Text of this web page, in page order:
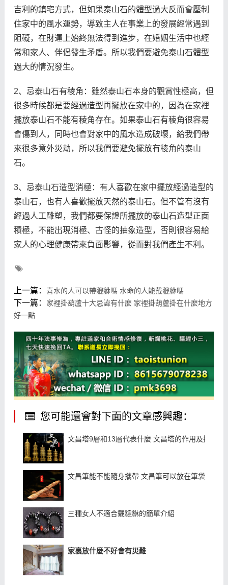
吉利的鎮宅方式，但如果泰山石的體型過大反而會壓制
住家中的風水運勢，導致主人在事業上的發展經常遇到
阻礙，在財運上始終無法得到進步，在婚姻生活中也經
常和家人、伴侶發生矛盾。所以我們要避免泰山石體型
過大的情況發生。
2、忌泰山石有稜角：雖然泰山石本身的觀賞性極高，但
很多時候都是要經過造型再擺放在家中的，因為在家裡
擺放泰山石不能有稜角存在。如果泰山石有稜角很容易
會傷到人，同時也會對家中的風水造成破壞，給我們帶
來很多意外災劫，所以我們要避免擺放有稜角的泰山
石。
3、忌泰山石造型消極：有人喜歡在家中擺放經過造型的
泰山石，也有人喜歡擺放天然的泰山石。但不管有沒有
經過人工雕塑，我們都要保證所擺放的泰山石造型正面
積極，不能出現消極、古怪的抽象造型，否則很容易給
家人的心理健康帶來負面影響，從而對我們產生不利。
上一篇： 喜水的人可以帶貔貅嗎 水命的人能戴貔貅嗎
下一篇： 家裡掛葫蘆十大忌諱有什麼 家裡掛葫蘆掛在什麼地方
好一點
您可能還會對下面的文章感興趣：
文昌塔9層和13層代表什麼 文昌塔的作用及擺放位
文昌筆能不能隨身攜帶 文昌筆可以放在筆袋裏嗎
三種女人不適合戴貔貅的簡單介紹
家裏放什麼不好會有災難